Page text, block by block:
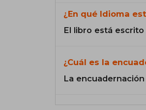
¿En qué Idioma
El libro está
¿Cuál es la
La